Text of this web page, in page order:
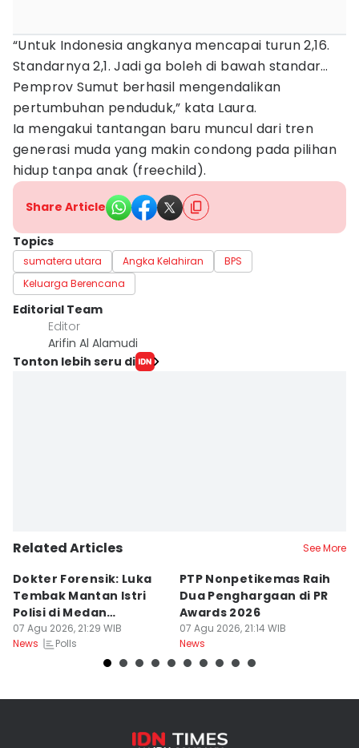
“Untuk Indonesia angkanya mencapai turun 2,16.
Standarnya 2,1. Jadi ga boleh di bawah standar…
Pemprov Sumut berhasil mengendalikan
pertumbuhan penduduk,” kata Laura.
Ia mengakui tantangan baru muncul dari tren
generasi muda yang makin condong pada pilihan
hidup tanpa anak (freechild).
Share Article
Topics
sumatera utara Angka Kelahiran
BPS
Keluarga Berencana
Editorial Team
Editor
Arifin Al Alamudi
Tonton lebih seru di
Related Articles See More
Dokter Forensik: Luka
Tembak Mantan Istri
Polisi di Medan
Berkarakter Tempel
07 Agu 2026, 21:29 WIB
News
Polls
PTP Nonpetikemas Raih
Dua Penghargaan di PR
Awards 2026
07 Agu 2026, 21:14 WIB
News